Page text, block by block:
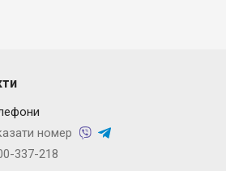
номер
337-218